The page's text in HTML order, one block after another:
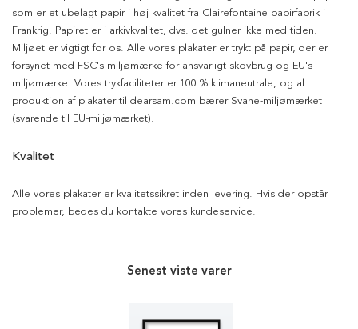
som er et ubelagt papir i høj kvalitet fra Clairefontaine papirfabrik i
Frankrig. Papiret er i arkivkvalitet, dvs. det gulner ikke med tiden.
Miljøet er vigtigt for os. Alle vores plakater er trykt på papir, der er
forsynet med FSC's miljømærke for ansvarligt skovbrug og EU's
miljømærke. Vores trykfaciliteter er 100 % klimaneutrale, og al
produktion af plakater til dearsam.com bærer Svane-miljømærket
(svarende til EU-miljømærket).
Kvalitet
Alle vores plakater er kvalitetssikret inden levering. Hvis der opstår
problemer, bedes du kontakte vores kundeservice.
Senest viste varer